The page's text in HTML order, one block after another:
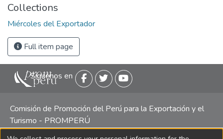
Collections
Miércoles del Exportador
Full item page
Siguenos en
Comisión de Promoción del Perú para la Exportación y el
Turismo - PROMPERÚ